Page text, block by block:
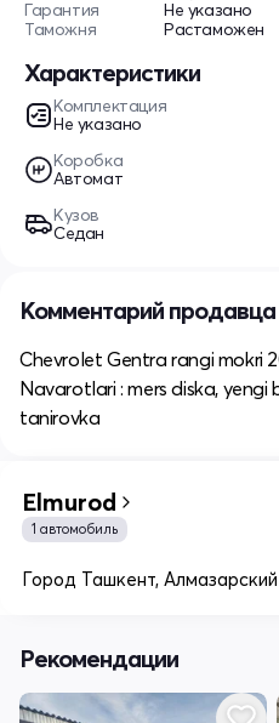
Гарантия
Не указано
Таможня
Растаможен
Характеристики
Комплектация
Не указано
Коробка
Автомат
Кузов
Седан
Комментарий продавца
Chevrolet Gentra rangi mokri
Navarotlari : mers diska, yengi
tanirovka
Elmurod
1 автомобиль
Город Ташкент,
Рекомендации